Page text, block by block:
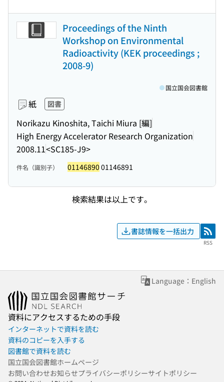
Proceedings of the Ninth
Workshop on Environmental
Radioactivity (KEK proceedings ;
2008-9)
紙 図書
Norikazu Kinoshita, Taichi Miura [編]
High Energy Accelerator Research Organization
2008.11<SC185-J9>
国立国会図書館
件名（識別子） 01146890 01146891
検索結果は以上です。
書誌情報を一括出力 RSS
RSS
Language：English
資料にアクセスするための手段
インターネットで資料を読む
資料のコピーを入手する
図書館で資料を読む
国立国会図書館ホームページ
お問い合わせお知らせプライバシーポリシーサイトポリシー